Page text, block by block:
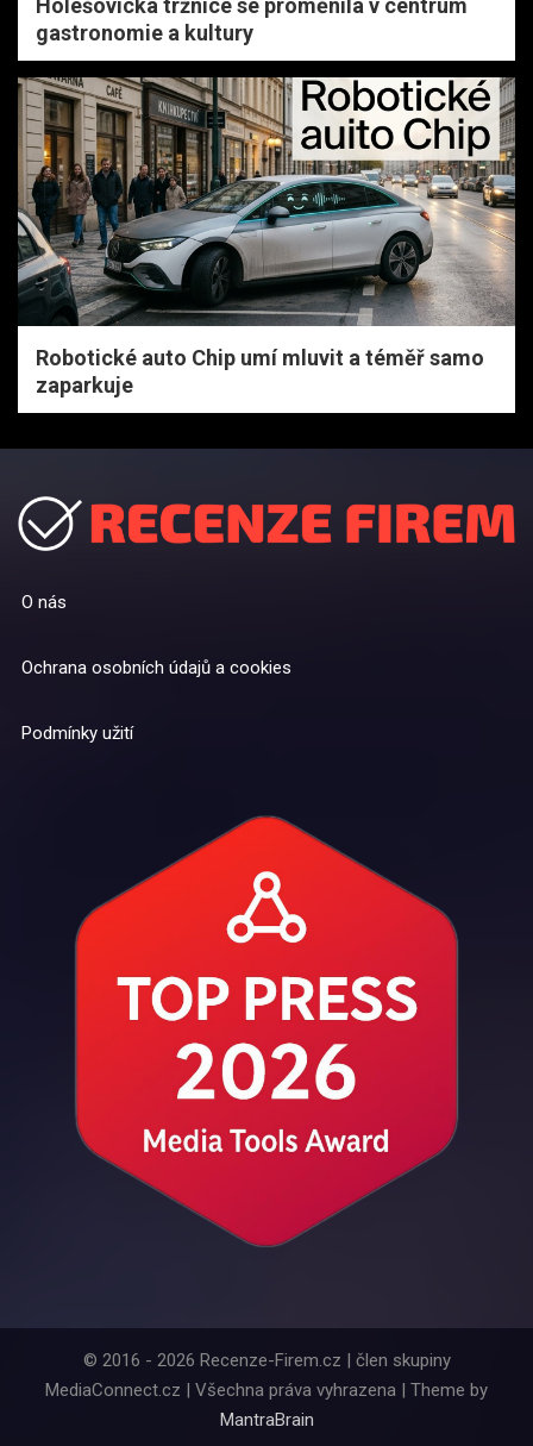
Holešovická tržnice se proměnila v centrum
gastronomie a kultury
Robotické auto Chip umí mluvit a téměř samo
zaparkuje
O nás
Ochrana osobních údajů a cookies
Podmínky užití
© 2016 - 2026 Recenze-Firem.cz | člen skupiny
MediaConnect.cz | Všechna práva vyhrazena | Theme by
MantraBrain